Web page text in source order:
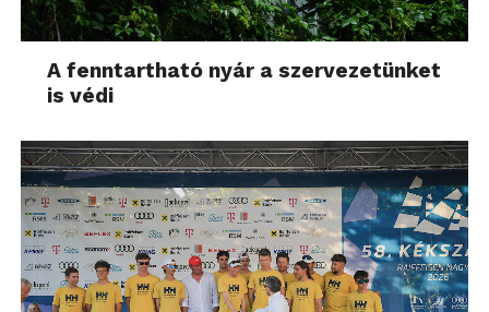
A fenntartható nyár a szervezetünket
is védi